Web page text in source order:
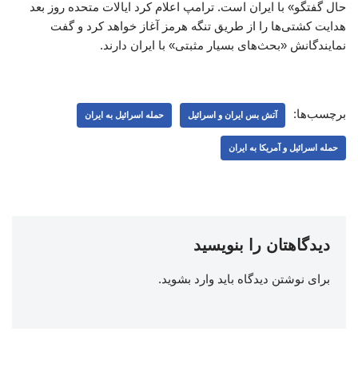
حال گفتگو» با ایران است. ترامپ اعلام کرد ایالات متحده روز بعد
هدایت کشتی‌ها را از طریق تنگه هرمز آغاز خواهد کرد و گفت
نمایندگانش «بحث‌های بسیار مثبتی» با ایران دارند.
برچسب‌ها: آتش بس ایران و اسرائیل حمله اسرائیل به ایران
حمله اسرائیل و آمریکا به ایران
دیدگاهتان را بنویسید
برای نوشتن دیدگاه باید وارد بشوید.